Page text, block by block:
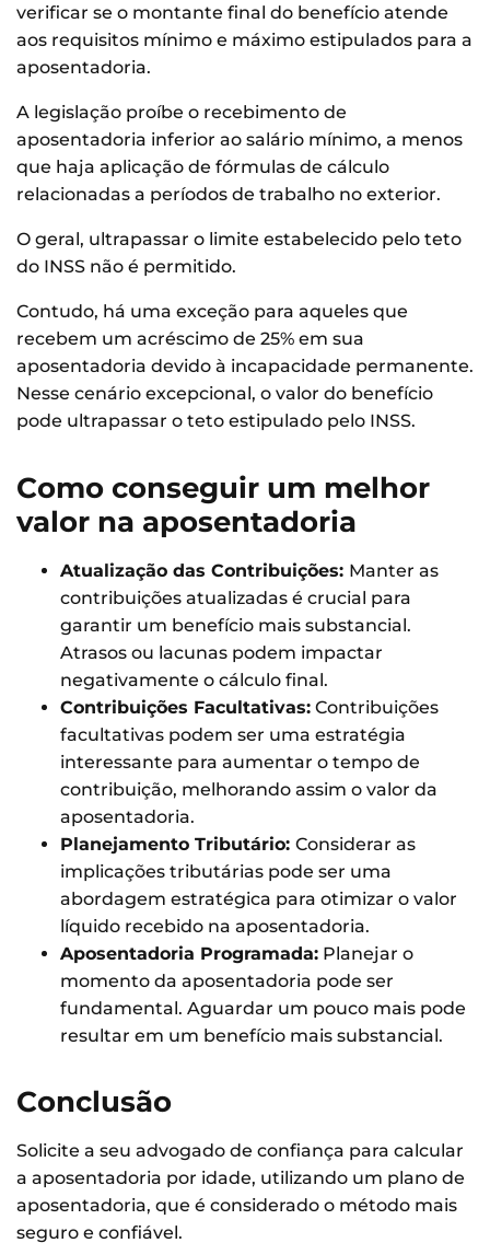
verificar se o montante final do benefício atende
aos requisitos mínimo e máximo estipulados para a
aposentadoria.
A legislação proíbe o recebimento de
aposentadoria inferior ao salário mínimo, a menos
que haja aplicação de fórmulas de cálculo
relacionadas a períodos de trabalho no exterior.
O geral, ultrapassar o limite estabelecido pelo teto
do INSS não é permitido.
Contudo, há uma exceção para aqueles que
recebem um acréscimo de 25% em sua
aposentadoria devido à incapacidade permanente.
Nesse cenário excepcional, o valor do benefício
pode ultrapassar o teto estipulado pelo INSS.
Como conseguir um melhor
valor na aposentadoria
Atualização das Contribuições: Manter as
contribuições atualizadas é crucial para
garantir um benefício mais substancial.
Atrasos ou lacunas podem impactar
negativamente o cálculo final.
Contribuições Facultativas: Contribuições
facultativas podem ser uma estratégia
interessante para aumentar o tempo de
contribuição, melhorando assim o valor da
aposentadoria.
Planejamento Tributário: Considerar as
implicações tributárias pode ser uma
abordagem estratégica para otimizar o valor
líquido recebido na aposentadoria.
Aposentadoria Programada: Planejar o
momento da aposentadoria pode ser
fundamental. Aguardar um pouco mais pode
resultar em um benefício mais substancial.
Conclusão
Solicite a seu advogado de confiança para calcular
a aposentadoria por idade, utilizando um plano de
aposentadoria, que é considerado o método mais
seguro e confiável.